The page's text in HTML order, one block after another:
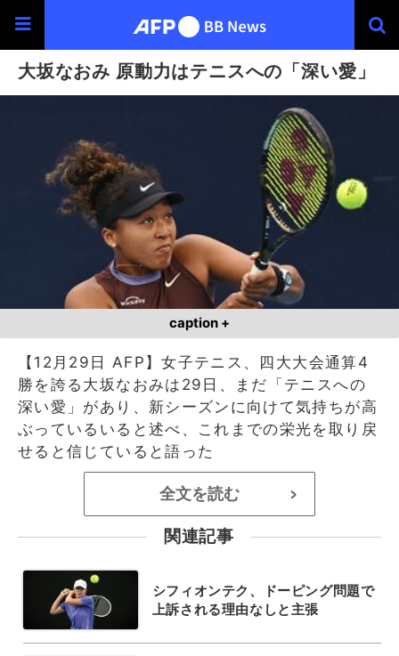
大坂なおみ 原動力はテニスへの「深い愛」
caption +
【12月29日 AFP】女子テニス、四大大会通算4
勝を誇る大坂なおみは29日、まだ「テニスへの
深い愛」があり、新シーズンに向けて気持ちが高
ぶっているいると述べ、これまでの栄光を取り戻
せると信じていると語った
全文を読む >
関連記事
シフィオンテク、ドーピング問題で
上訴される理由なしと主張